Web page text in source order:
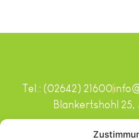
Copyright © 2024.
Tel.: (02642) 21600
Blankertshohl 25,